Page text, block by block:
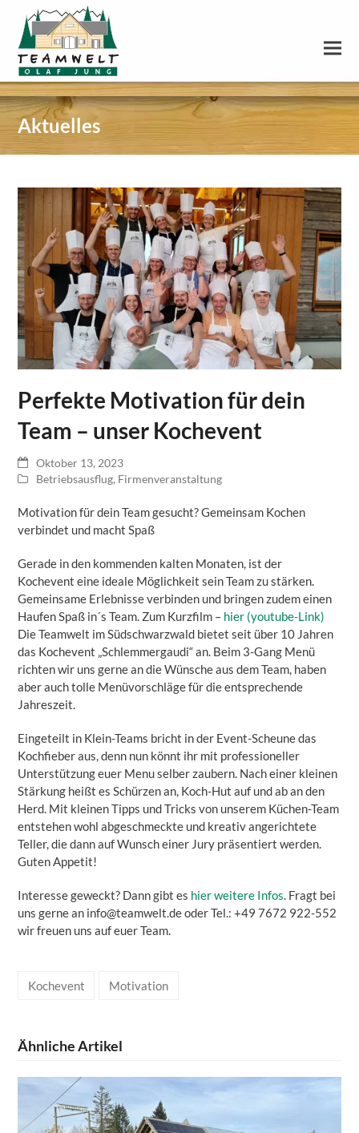
Aktuelles
Perfekte Motivation für dein
Team – unser Kochevent
Oktober 13, 2023
Betriebsausflug, Firmenveranstaltung
Motivation für dein Team gesucht? Gemeinsam Kochen
verbindet und macht Spaß
Gerade in den kommenden kalten Monaten, ist der
Kochevent eine ideale Möglichkeit sein Team zu stärken.
Gemeinsame Erlebnisse verbinden und bringen zudem einen
Haufen Spaß in´s Team. Zum Kurzfilm – hier (youtube-Link)
Die Teamwelt im Südschwarzwald bietet seit über 10 Jahren
das Kochevent „Schlemmergaudi“ an. Beim 3-Gang Menü
richten wir uns gerne an die Wünsche aus dem Team, haben
aber auch tolle Menüvorschläge für die entsprechende
Jahreszeit.
Eingeteilt in Klein-Teams bricht in der Event-Scheune das
Kochfieber aus, denn nun könnt ihr mit professioneller
Unterstützung euer Menu selber zaubern. Nach einer kleinen
Stärkung heißt es Schürzen an, Koch-Hut auf und ab an den
Herd. Mit kleinen Tipps und Tricks von unserem Küchen-Team
entstehen wohl abgeschmeckte und kreativ angerichtete
Teller, die dann auf Wunsch einer Jury präsentiert werden.
Guten Appetit!
Interesse geweckt? Dann gibt es hier weitere Infos. Fragt bei
uns gerne an info@teamwelt.de oder Tel.: +49 7672 922-552
wir freuen uns auf euer Team.
Kochevent Motivation
Ähnliche Artikel